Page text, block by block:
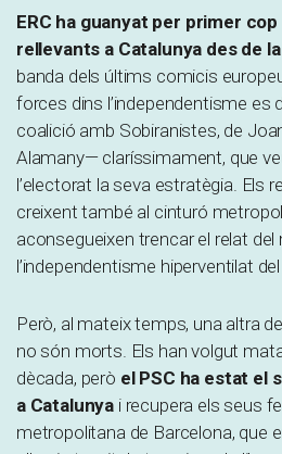
ERC ha guanyat per primer
rellevants a Catalunya des de
banda dels últims comicis
forces dins l’independentisme es
coalició amb Sobiranistes, de
Alamany— claríssimament, que
l’electorat la seva estratègia. Els
creixent també al cinturó
aconsegueixen trencar el relat del
l’independentisme hiperventilat
Però, al mateix temps, una altra
no són morts. Els han volgut
dècada, però el PSC ha estat el
a Catalunya i recupera els seus
metropolitana de Barcelona, que